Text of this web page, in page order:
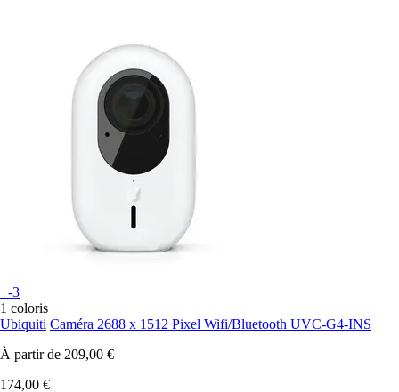
+-3
1 coloris
Ubiquiti Caméra 2688 x 1512 Pixel Wifi/Bluetooth UVC-G4-INS
À partir de 209,00 €
174,00 €